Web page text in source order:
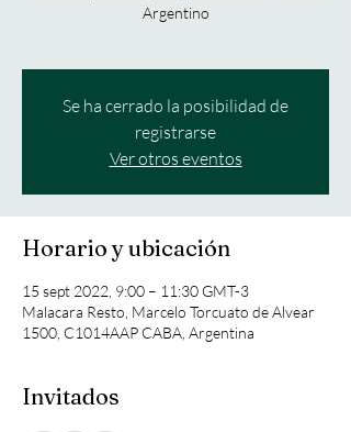
Argentino
Se ha cerrado la posibilidad de
registrarse
Ver otros eventos
Horario y ubicación
15 sept 2022, 9:00 – 11:30 GMT-3
Malacara Resto, Marcelo Torcuato de Alvear
1500, C1014AAP CABA, Argentina
Invitados